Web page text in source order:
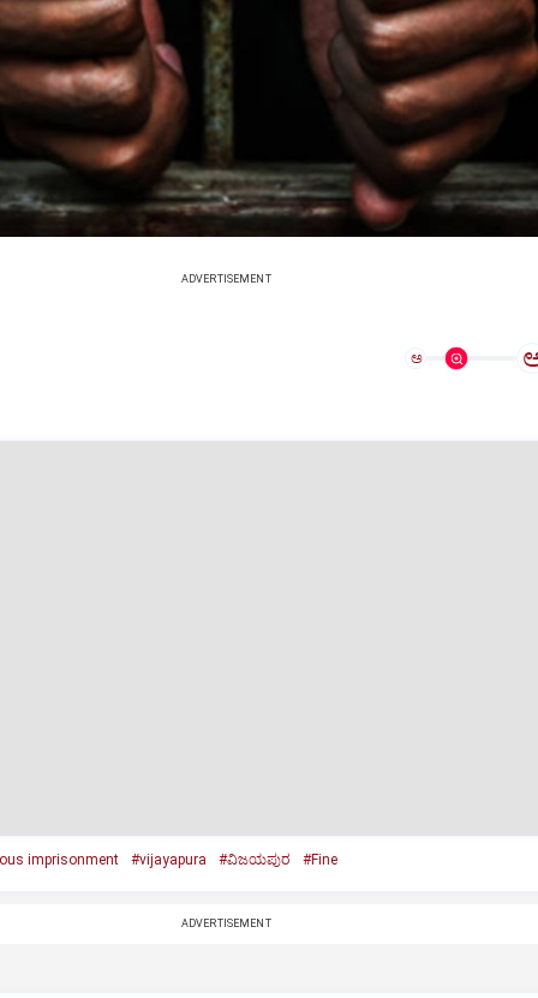
ADVERTISEMENT
ಅ
imprisonment #vijayapura #ವಿಜಯಪುರ #Fine
ADVERTISEMENT